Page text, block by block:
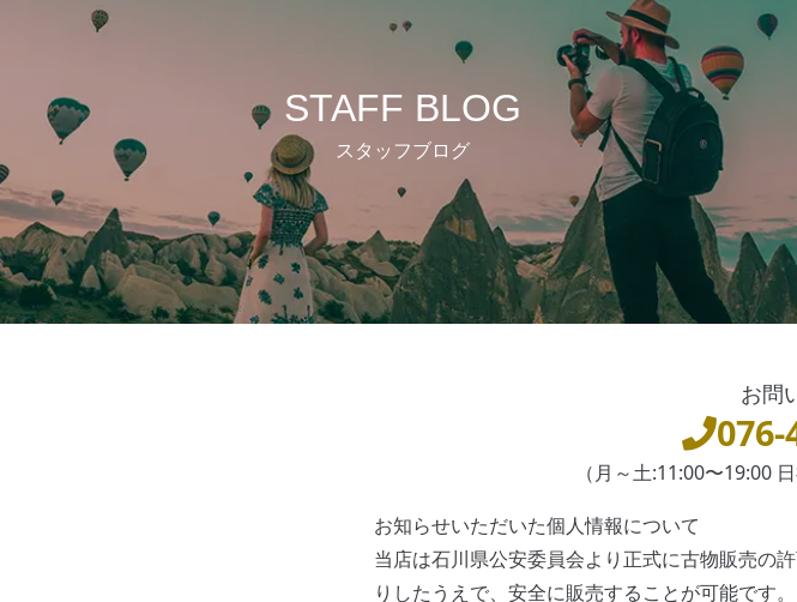
STAFF BLOG
スタッフブログ
お問
076-
（月～土:11:00〜19:00
お知らせいただいた個人情報について
当店は石川県公安委員会より正式に古物販売の
りしたうえで、安全に販売することが可能です。